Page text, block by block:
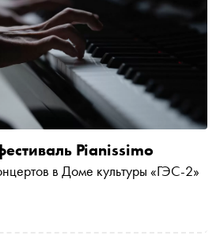
Pianissimo
в Доме культуры «ГЭС-2»